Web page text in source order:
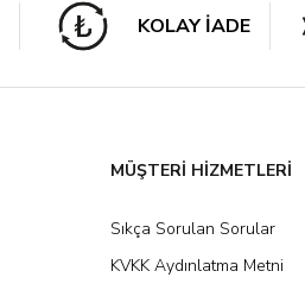
KOLAY İADE
MÜŞTERİ HİZMETLERİ
Sıkça Sorulan Sorular
KVKK Aydınlatma Metni